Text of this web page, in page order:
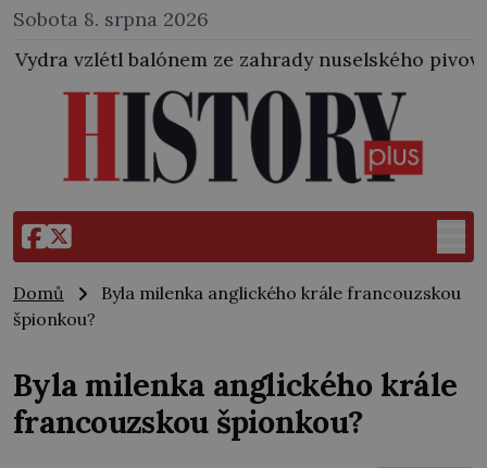
Sobota 8. srpna 2026
ze zahrady nuselského pivovaru a stal se tak
Domů
Byla milenka anglického krále francouzskou
špionkou?
Byla milenka anglického krále
francouzskou špionkou?